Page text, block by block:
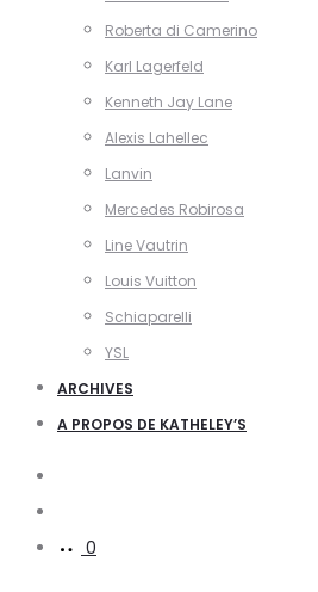
Roberta di Camerino
Karl Lagerfeld
Kenneth Jay Lane
Alexis Lahellec
Lanvin
Mercedes Robirosa
Line Vautrin
Louis Vuitton
Schiaparelli
YSL
ARCHIVES
A PROPOS DE KATHELEY’S
0